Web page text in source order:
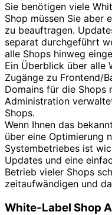
Sie benötigen viele
Shop müssen Sie aber
zu beauftragen.
separat durchgeführt
alle Shops hinweg
Ein Überblick über alle
Zugänge zu Frontend/
Domains für die Shops
Administration
Shops.
Wenn Ihnen das
über eine Optimierung
Systembetriebes ist
Updates und eine
Betrieb vieler Shops
zeitaufwändigen und
White-Label Shop